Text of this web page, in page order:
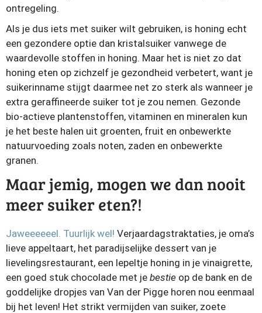
ontregeling.
Als je dus iets met suiker wilt gebruiken, is honing echt
een gezondere optie dan kristalsuiker vanwege de
waardevolle stoffen in honing. Maar het is niet zo dat
honing eten op zichzelf je gezondheid verbetert, want je
suikerinname stijgt daarmee net zo sterk als wanneer je
extra geraffineerde suiker tot je zou nemen. Gezonde
bio-actieve plantenstoffen, vitaminen en mineralen kun
je het beste halen uit groenten, fruit en onbewerkte
natuurvoeding zoals noten, zaden en onbewerkte
granen.
Maar jemig, mogen we dan nooit
meer suiker eten?!
Jaweeeeeel. Tuurlijk wel! Verjaardagstraktaties, je oma’s
lieve appeltaart, het paradijselijke dessert van je
lievelingsrestaurant, een lepeltje honing in je vinaigrette,
een goed stuk chocolade met je bestie op de bank en de
goddelijke dropjes van Van der Pigge horen nou eenmaal
bij het leven! Het strikt vermijden van suiker, zoete